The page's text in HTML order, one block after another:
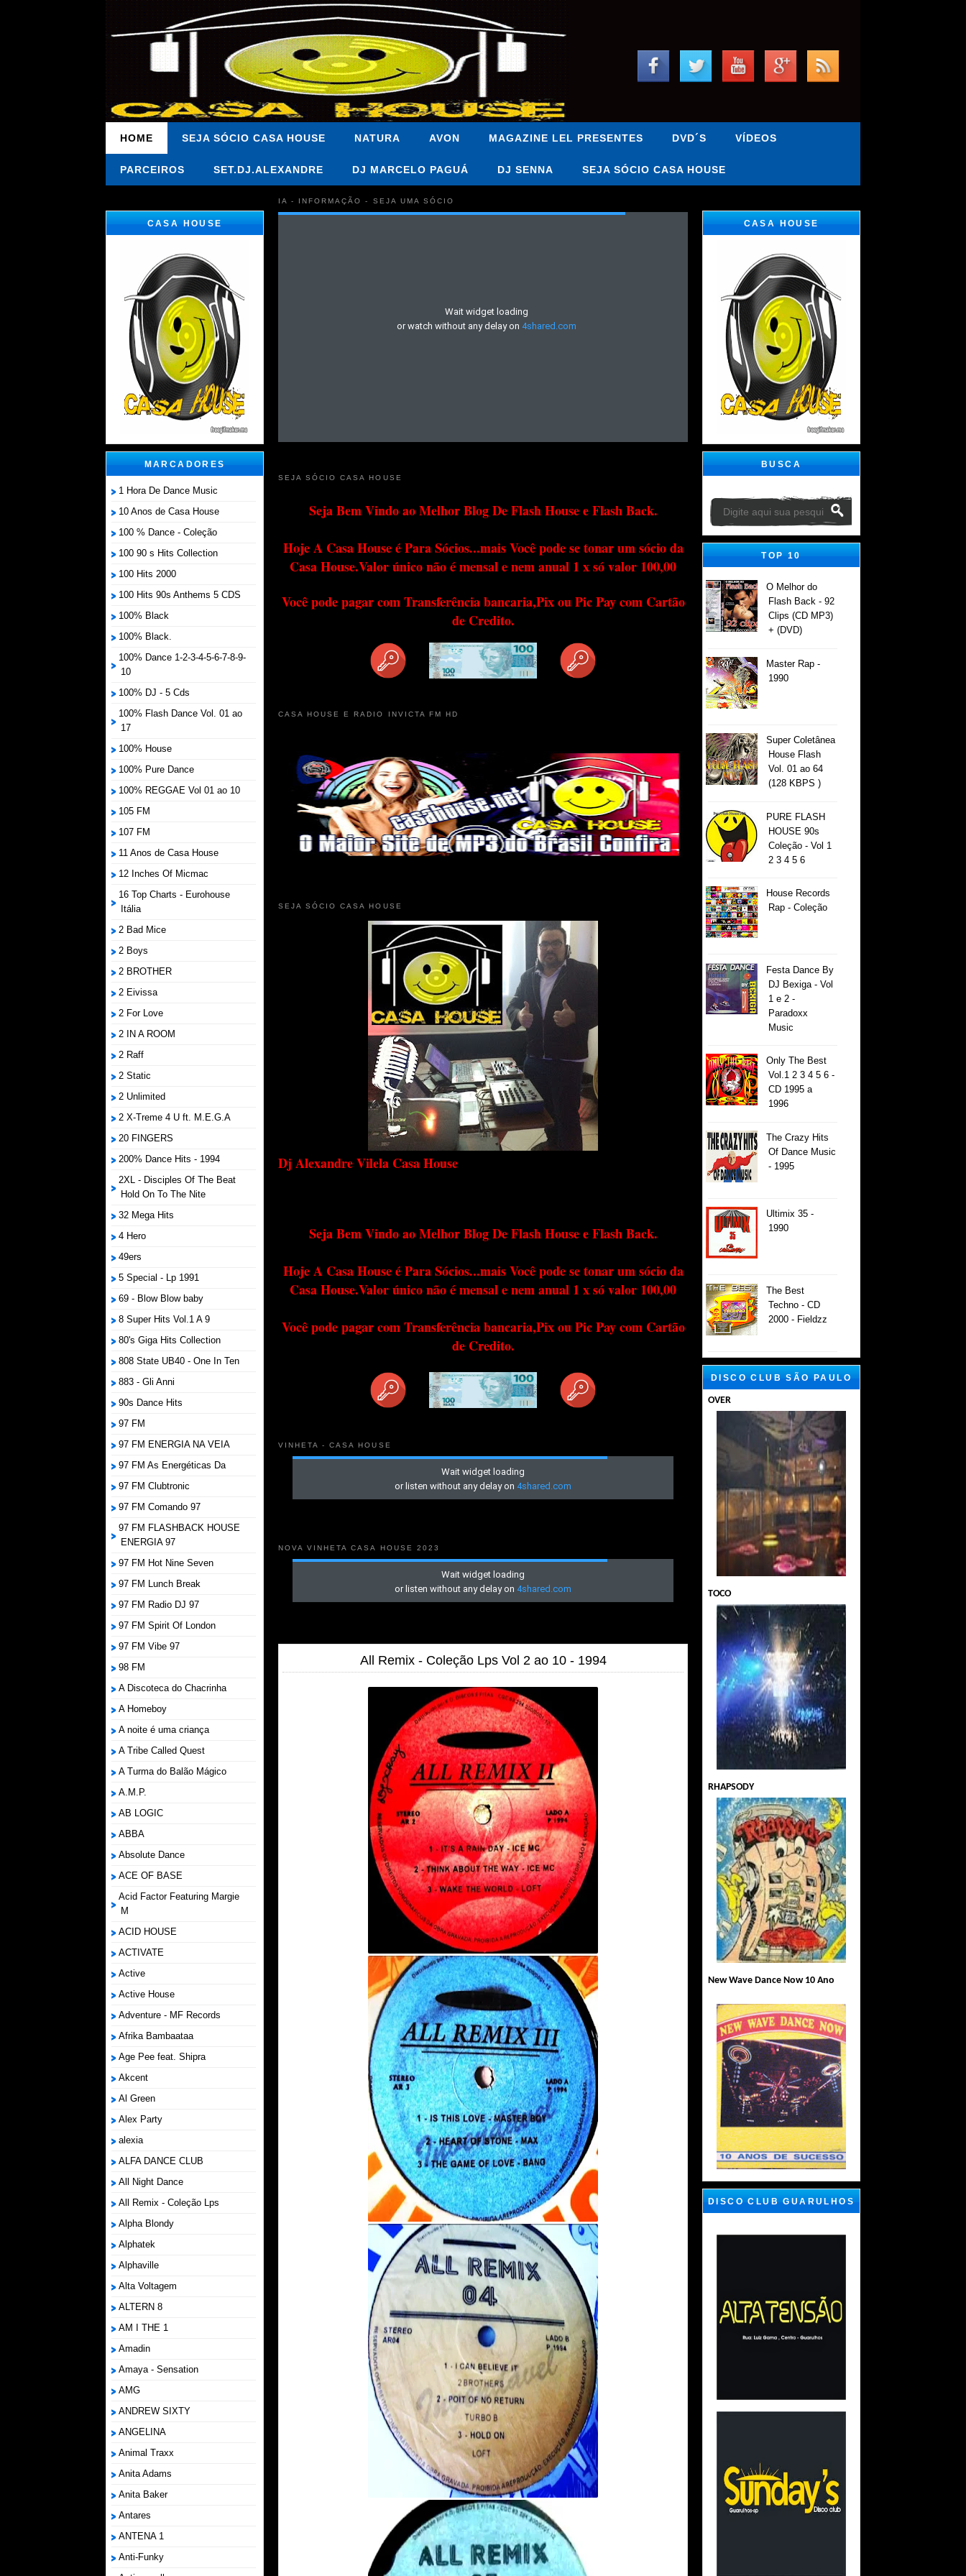
HOME SEJA SÓCIO CASA HOUSE NATURA AVON MAGAZINE LEL PRESENTES DVD´S VÍDEOS
PARCEIROS SET.DJ.ALEXANDRE DJ MARCELO PAGUÁ DJ SENNA SEJA SÓCIO CASA HOUSE
CASA HOUSE
MARCADORES
1 Hora De Dance Music
10 Anos de Casa House
100 % Dance - Coleção
100 90 s Hits Collection
100 Hits 2000
100 Hits 90s Anthems 5 CDS
100% Black
100% Black.
100% Dance 1-2-3-4-5-6-7-8-9-
10
100% DJ - 5 Cds
100% Flash Dance Vol. 01 ao
17
100% House
100% Pure Dance
100% REGGAE Vol 01 ao 10
105 FM
107 FM
11 Anos de Casa House
12 Inches Of Micmac
16 Top Charts - Eurohouse
Itália
2 Bad Mice
2 Boys
2 BROTHER
2 Eivissa
2 For Love
2 IN A ROOM
2 Raff
2 Static
2 Unlimited
2 X-Treme 4 U ft. M.E.G.A
20 FINGERS
200% Dance Hits - 1994
2XL - Disciples Of The Beat
Hold On To The Nite
32 Mega Hits
4 Hero
49ers
5 Special - Lp 1991
69 - Blow Blow baby
8 Super Hits Vol.1 A 9
80's Giga Hits Collection
808 State UB40 - One In Ten
883 - Gli Anni
90s Dance Hits
97 FM
97 FM ENERGIA NA VEIA
97 FM As Energéticas Da
97 FM Clubtronic
97 FM Comando 97
97 FM FLASHBACK HOUSE
ENERGIA 97
97 FM Hot Nine Seven
97 FM Lunch Break
97 FM Radio DJ 97
97 FM Spirit Of London
97 FM Vibe 97
98 FM
A Discoteca do Chacrinha
A Homeboy
A noite é uma criança
A Tribe Called Quest
A Turma do Balão Mágico
A.M.P.
AB LOGIC
ABBA
Absolute Dance
ACE OF BASE
Acid Factor Featuring Margie
M
ACID HOUSE
ACTIVATE
Active
Active House
Adventure - MF Records
Afrika Bambaataa
Age Pee feat. Shipra
Akcent
Al Green
Alex Party
alexia
ALFA DANCE CLUB
All Night Dance
All Remix - Coleção Lps
Alpha Blondy
Alphatek
Alphaville
Alta Voltagem
ALTERN 8
AM I THE 1
Amadin
Amaya - Sensation
AMG
ANDREW SIXTY
ANGELINA
Animal Traxx
Anita Adams
Anita Baker
Antares
ANTENA 1
Anti-Funky
IA - INFORMAÇÃO - SEJA UMA SÓCIO
SEJA SÓCIO CASA HOUSE
Seja Bem Vindo ao Melhor Blog De Flash House e Flash Back.
Hoje A Casa House é Para Sócios...mais Você pode se tonar um sócio da
Casa House.Valor único não é mensal e nem anual 1 x só valor 100,00
Você pode pagar com Transferência bancaria,Pix ou Pic Pay com Cartão
de Credito.
CASA HOUSE E RADIO INVICTA FM HD
SEJA SÓCIO CASA HOUSE
Dj Alexandre Vilela Casa House
Seja Bem Vindo ao Melhor Blog De Flash House e Flash Back.
Hoje A Casa House é Para Sócios...mais Você pode se tonar um sócio da
Casa House.Valor único não é mensal e nem anual 1 x só valor 100,00
Você pode pagar com Transferência bancaria,Pix ou Pic Pay com Cartão
de Credito.
VINHETA - CASA HOUSE
NOVA VINHETA CASA HOUSE 2023
All Remix - Coleção Lps Vol 2 ao 10 - 1994
CASA HOUSE
BUSCA
TOP 10
O Melhor do
Flash Back - 92
Clips (CD MP3)
+ (DVD)
Master Rap -
1990
Super Coletânea
House Flash
Vol. 01 ao 64
(128 KBPS )
PURE FLASH
HOUSE 90s
Coleção - Vol 1
2 3 4 5 6
House Records
Rap - Coleção
Festa Dance By
DJ Bexiga - Vol
1 e 2 -
Paradoxx
Music
Only The Best
Vol.1 2 3 4 5 6 -
CD 1995 a
1996
The Crazy Hits
Of Dance Music
- 1995
Ultimix 35 -
1990
The Best
Techno - CD
2000 - Fieldzz
DISCO CLUB SÃO PAULO
OVER
TOCO
RHAPSODY
New Wave Dance Now 10 Ano
DISCO CLUB GUARULHOS